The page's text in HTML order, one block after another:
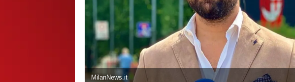
MilanNews.it